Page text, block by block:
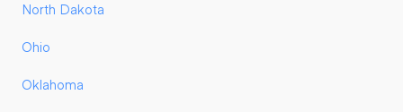
North Dakota
Ohio
Oklahoma